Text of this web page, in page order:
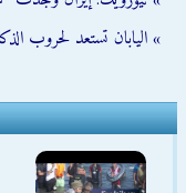
» اليابان تستعد لحروب